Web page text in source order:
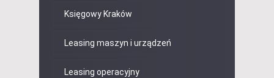
Księgowy Kraków
Leasing maszyn i urządzeń
Leasing operacyjny